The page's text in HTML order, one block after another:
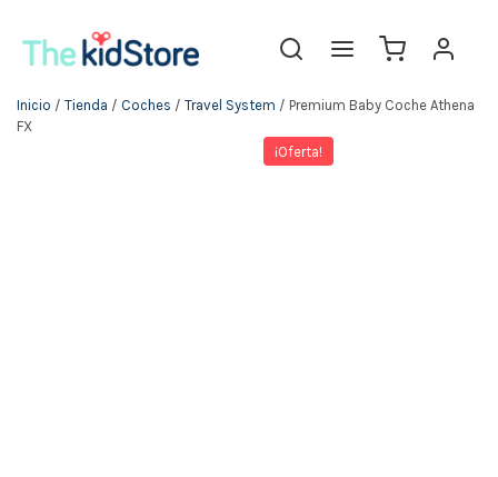
Inicio / Tienda / Coches / Travel System / Premium Baby Coche Athena
FX
¡Oferta!